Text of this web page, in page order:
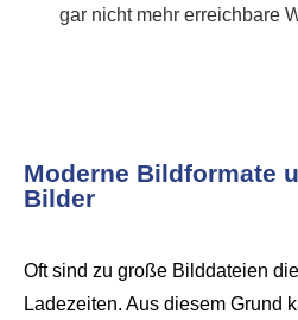
gar nicht mehr erreichbare
Moderne Bildformate
Bilder
Oft sind zu große Bilddateien
Ladezeiten. Aus diesem Grund